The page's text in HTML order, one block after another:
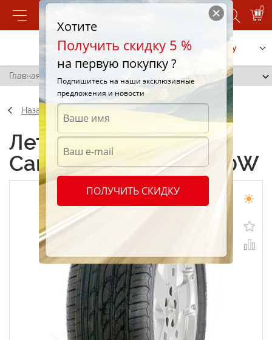
0
Позвонить Заказать услугу
Главная /
Назад
Летние шины Tri-Ace
Carrera 275/45 R21 110W
Хотите
Получить скидку 5 %
на первую покупку ?
Подпишитесь на наши эксклюзивные
предложения и новости
ПОЛУЧИТЬ СКИДКУ